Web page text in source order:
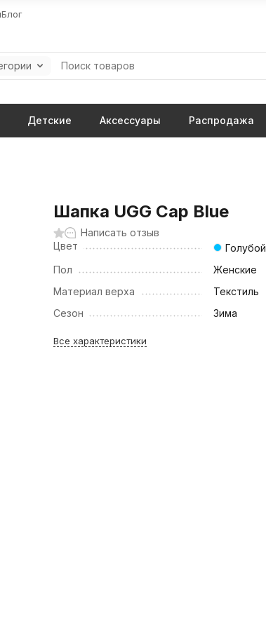
Блог
Детские Аксессуары Распродажа
Шапка UGG Cap Blue
Написать отзыв
Цвет
Голубой
Пол
Женские
Материал верха
Текстиль
Сезон
Зима
Все характеристики